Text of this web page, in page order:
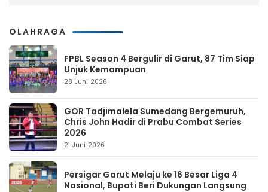
OLAHRAGA
FPBL Season 4 Bergulir di Garut, 87 Tim Siap
Unjuk Kemampuan
28 Juni 2026
GOR Tadjimalela Sumedang Bergemuruh,
Chris John Hadir di Prabu Combat Series
2026
21 Juni 2026
Persigar Garut Melaju ke 16 Besar Liga 4
Nasional, Bupati Beri Dukungan Langsung